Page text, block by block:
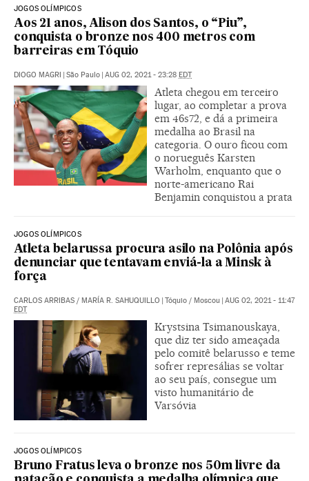
JOGOS OLÍMPICOS
Aos 21 anos, Alison dos Santos, o “Piu”,
conquista o bronze nos 400 metros com
barreiras em Tóquio
DIOGO MAGRI São Paulo AUG 02, 2021 - 23:28 EDT
Atleta chegou em terceiro
lugar, ao completar a prova
em 46s72, e dá a primeira
medalha ao Brasil na
categoria. O ouro ficou com
o norueguês Karsten
Warholm, enquanto que o
norte-americano Rai
Benjamin conquistou a prata
JOGOS OLÍMPICOS
Atleta belarussa procura asilo na Polônia após
denunciar que tentavam enviá-la a Minsk à
força
CARLOS ARRIBAS / MARÍA R. SAHUQUILLO Tóquio / Moscou
AUG 02, 2021 - 11:47
EDT
Krystsina Tsimanouskaya,
que diz ter sido ameaçada
pelo comitê belarusso e teme
sofrer represálias se voltar
ao seu país, consegue um
visto humanitário de
Varsóvia
JOGOS OLÍMPICOS
Bruno Fratus leva o bronze nos 50m livre da